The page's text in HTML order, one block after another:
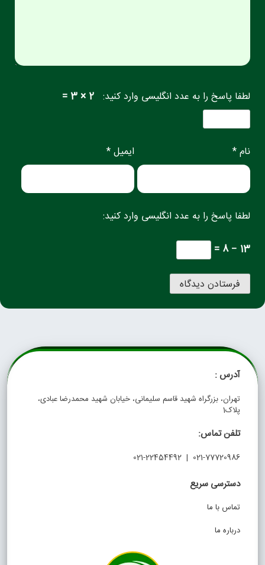
لطفا پاسخ را به عدد انگلیسی وارد کنید: 2 × 3 =
نام * ایمیل *
لطفا پاسخ را به عدد انگلیسی وارد کنید:
13 − 8 =
آدرس :
تهران، بزرگراه شهید قاسم سلیمانی، خیابان شهید محمدرضا عبادی،
پلاک1
تلفن تماس:
021-77720986 | 021-22454492
دسترسی سریع
تماس با ما
درباره ما